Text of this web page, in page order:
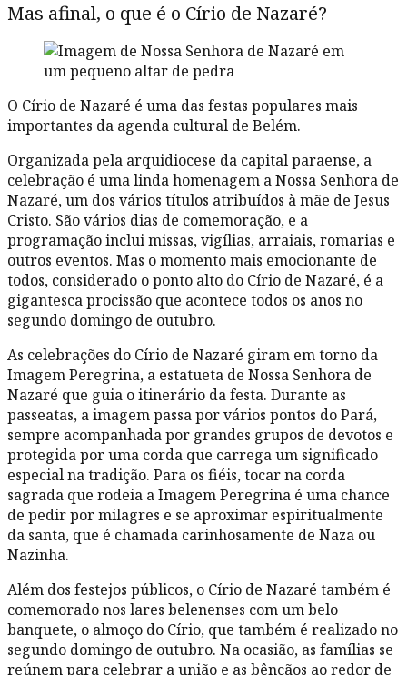
Mas afinal, o que é o Círio de Nazaré?
O Círio de Nazaré é uma das festas populares mais
importantes da agenda cultural de Belém.
Organizada pela arquidiocese da capital paraense, a
celebração é uma linda homenagem a Nossa Senhora de
Nazaré, um dos vários títulos atribuídos à mãe de Jesus
Cristo. São vários dias de comemoração, e a
programação inclui missas, vigílias, arraiais, romarias e
outros eventos. Mas o momento mais emocionante de
todos, considerado o ponto alto do Círio de Nazaré, é a
gigantesca procissão que acontece todos os anos no
segundo domingo de outubro.
As celebrações do Círio de Nazaré giram em torno da
Imagem Peregrina, a estatueta de Nossa Senhora de
Nazaré que guia o itinerário da festa. Durante as
passeatas, a imagem passa por vários pontos do Pará,
sempre acompanhada por grandes grupos de devotos e
protegida por uma corda que carrega um significado
especial na tradição. Para os fiéis, tocar na corda
sagrada que rodeia a Imagem Peregrina é uma chance
de pedir por milagres e se aproximar espiritualmente
da santa, que é chamada carinhosamente de Naza ou
Nazinha.
Além dos festejos públicos, o Círio de Nazaré também é
comemorado nos lares belenenses com um belo
banquete, o almoço do Círio, que também é realizado no
segundo domingo de outubro. Na ocasião, as famílias se
reúnem para celebrar a união e as bênçãos ao redor de